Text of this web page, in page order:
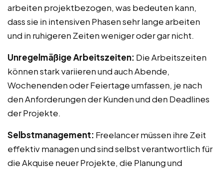
arbeiten projektbezogen, was bedeuten kann,
dass sie in intensiven Phasen sehr lange arbeiten
und in ruhigeren Zeiten weniger oder gar nicht.
Unregelmäßige Arbeitszeiten: Die Arbeitszeiten
können stark variieren und auch Abende,
Wochenenden oder Feiertage umfassen, je nach
den Anforderungen der Kunden und den Deadlines
der Projekte.
Selbstmanagement: Freelancer müssen ihre Zeit
effektiv managen und sind selbst verantwortlich für
die Akquise neuer Projekte, die Planung und